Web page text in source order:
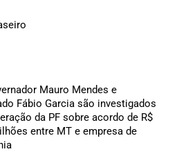
Mauro Mendes e
Fábio Garcia são investigados
da PF sobre acordo de R$
entre MT e empresa de